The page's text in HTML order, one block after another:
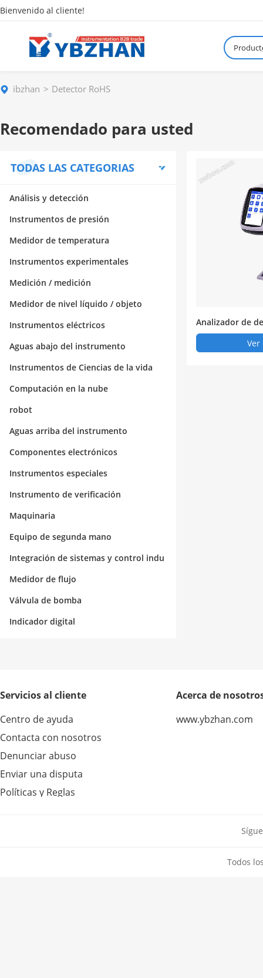
Bienvenido al cliente!
ibzhan Detector RoHS
Recomendado para usted
TODAS LAS CATEGORIAS
Análisis y detección
Instrumentos de presión
Medidor de temperatura
Instrumentos experimentales
Medición / medición
Medidor de nivel líquido / objeto
Instrumentos eléctricos
Aguas abajo del instrumento
Instrumentos de Ciencias de la vida
Computación en la nube
robot
Aguas arriba del instrumento
Componentes electrónicos
Instrumentos especiales
Instrumento de verificación
Maquinaria
Equipo de segunda mano
Integración de sistemas y control indu
strial
Medidor de flujo
Válvula de bomba
Indicador digital
Analizador de
ectrómetro
ray
Ver
Servicios al cliente
Centro de ayuda
Contacta con nosotros
Denunciar abuso
Enviar una disputa
Políticas y Reglas
Acerca de
www.ybzhan.com
Todos